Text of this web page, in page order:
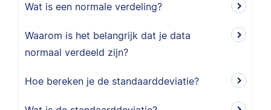
Wat is een normale verdeling?
Waarom is het belangrijk dat je data
normaal verdeeld zijn?
Hoe bereken je de standaarddeviatie?